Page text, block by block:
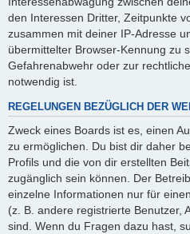
den Interessen Dritter, Zeitpunkte
zusammen mit deiner IP-Adresse
übermittelter Browser-Kennung zu
Gefahrenabwehr oder zur
notwendig ist.
REGELUNGEN BEZÜGLICH DER
Zweck eines Boards ist es, einen
zu ermöglichen. Du bist dir daher
Profils und die von dir erstellten
zugänglich sein können. Der
einzelne Informationen nur für
(z. B. andere registrierte Benutzer,
sind. Wenn du Fragen dazu hast,